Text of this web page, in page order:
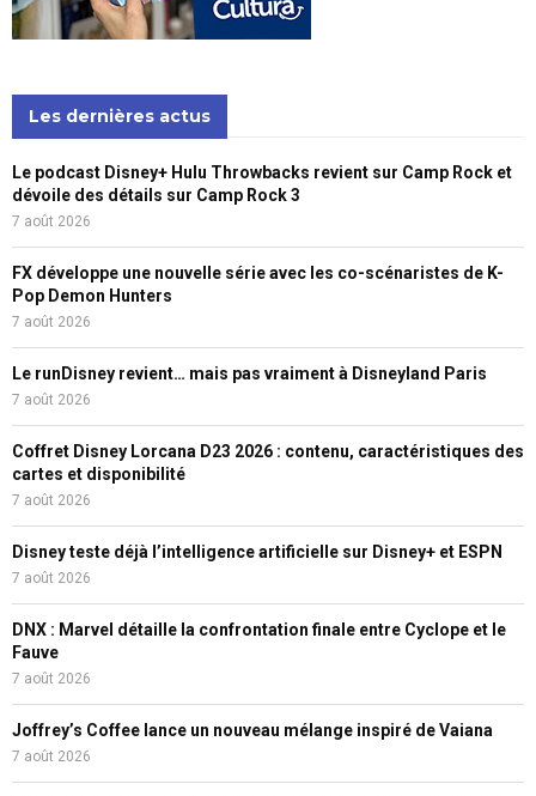
Les dernières actus
Le podcast Disney+ Hulu Throwbacks revient sur Camp Rock et
dévoile des détails sur Camp Rock 3
7 août 2026
FX développe une nouvelle série avec les co-scénaristes de K-
Pop Demon Hunters
7 août 2026
Le runDisney revient… mais pas vraiment à Disneyland Paris
7 août 2026
Coffret Disney Lorcana D23 2026 : contenu, caractéristiques des
cartes et disponibilité
7 août 2026
Disney teste déjà l’intelligence artificielle sur Disney+ et ESPN
7 août 2026
DNX : Marvel détaille la confrontation finale entre Cyclope et le
Fauve
7 août 2026
Joffrey’s Coffee lance un nouveau mélange inspiré de Vaiana
7 août 2026